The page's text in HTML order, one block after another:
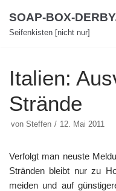
Zum
Inhalt
SOAP-BOX-
Seifenkisten [nicht nur]
Italien:
Strände
von Steffen 12. Mai 2011
Verfolgt man neuste
Stränden bleibt nur zu
meiden und auf